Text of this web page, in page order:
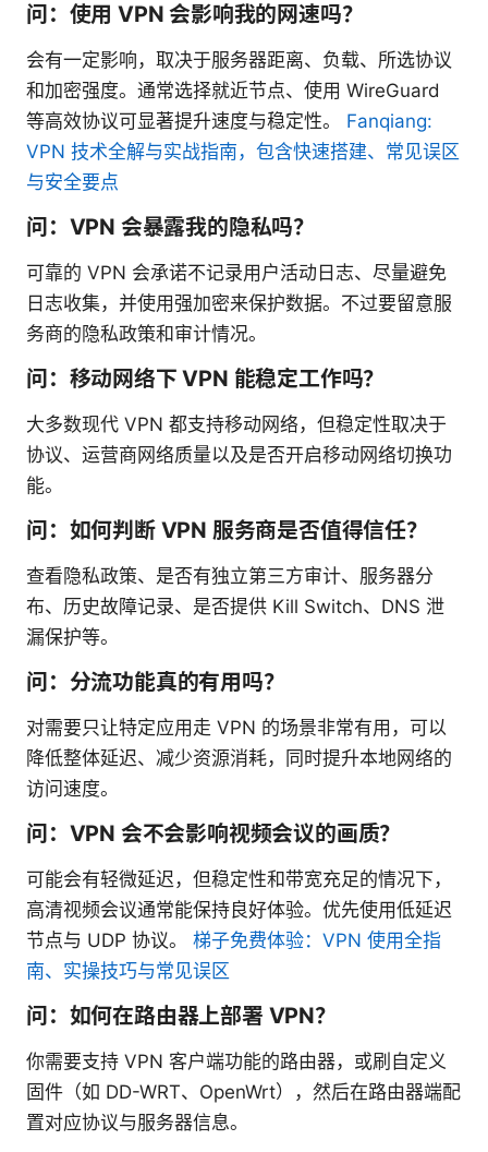
问：使用 VPN 会影响我的网速吗？
会有一定影响，取决于服务器距离、负载、所选协议
和加密强度。通常选择就近节点、使用 WireGuard
等高效协议可显著提升速度与稳定性。 Fanqiang:
VPN 技术全解与实战指南，包含快速搭建、常见误区
与安全要点
问：VPN 会暴露我的隐私吗？
可靠的 VPN 会承诺不记录用户活动日志、尽量避免
日志收集，并使用强加密来保护数据。不过要留意服
务商的隐私政策和审计情况。
问：移动网络下 VPN 能稳定工作吗？
大多数现代 VPN 都支持移动网络，但稳定性取决于
协议、运营商网络质量以及是否开启移动网络切换功
能。
问：如何判断 VPN 服务商是否值得信任？
查看隐私政策、是否有独立第三方审计、服务器分
布、历史故障记录、是否提供 Kill Switch、DNS 泄
漏保护等。
问：分流功能真的有用吗？
对需要只让特定应用走 VPN 的场景非常有用，可以
降低整体延迟、减少资源消耗，同时提升本地网络的
访问速度。
问：VPN 会不会影响视频会议的画质？
可能会有轻微延迟，但稳定性和带宽充足的情况下，
高清视频会议通常能保持良好体验。优先使用低延迟
节点与 UDP 协议。 梯子免费体验：VPN 使用全指
南、实操技巧与常见误区
问：如何在路由器上部署 VPN？
你需要支持 VPN 客户端功能的路由器，或刷自定义
固件（如 DD-WRT、OpenWrt），然后在路由器端配
置对应协议与服务器信息。